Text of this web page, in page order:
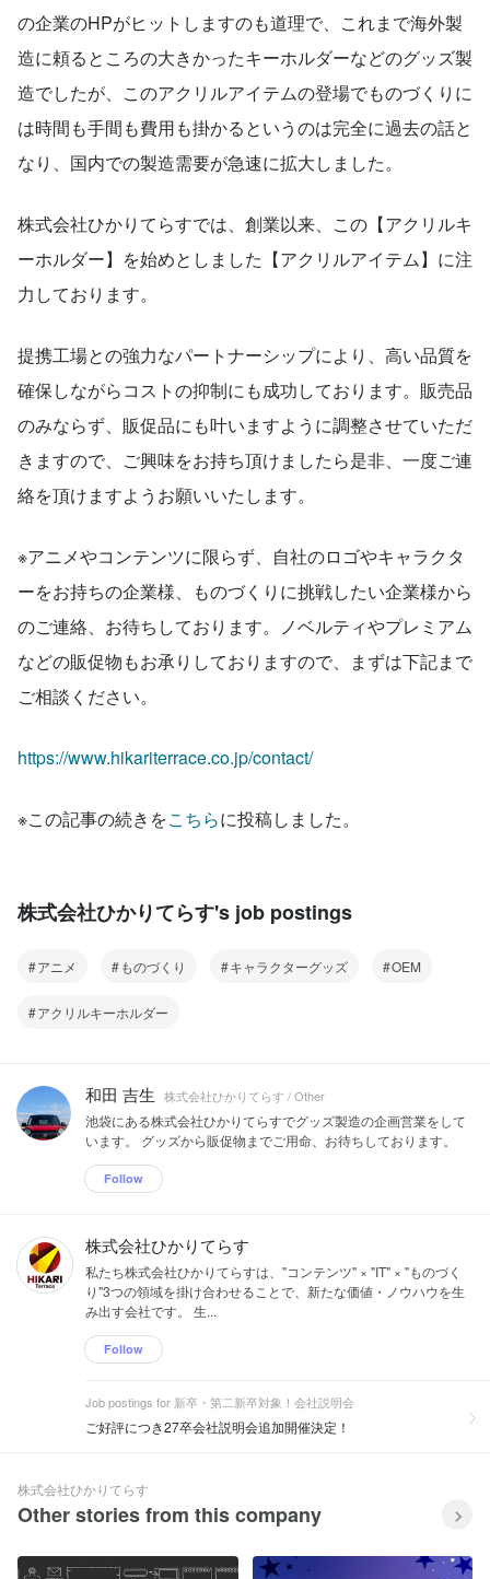
の企業のHPがヒットしますのも道理で、これまで海外製
造に頼るところの大きかったキーホルダーなどのグッズ製
造でしたが、このアクリルアイテムの登場でものづくりに
は時間も手間も費用も掛かるというのは完全に過去の話と
なり、国内での製造需要が急速に拡大しました。
株式会社ひかりてらすでは、創業以来、この【アクリルキ
ーホルダー】を始めとしました【アクリルアイテム】に注
力しております。
提携工場との強力なパートナーシップにより、高い品質を
確保しながらコストの抑制にも成功しております。販売品
のみならず、販促品にも叶いますように調整させていただ
きますので、ご興味をお持ち頂けましたら是非、一度ご連
絡を頂けますようお願いいたします。
※アニメやコンテンツに限らず、自社のロゴやキャラクタ
ーをお持ちの企業様、ものづくりに挑戦したい企業様から
のご連絡、お待ちしております。ノベルティやプレミアム
などの販促物もお承りしておりますので、まずは下記まで
ご相談ください。
https://www.hikariterrace.co.jp/contact/
※この記事の続きをこちらに投稿しました。
株式会社ひかりてらす's job postings
アニメ ものづくり キャラクターグッズ OEM
アクリルキーホルダー
和田 吉生 株式会社ひかりてらす / Other
池袋にある株式会社ひかりてらすでグッズ製造の企画営業をして
います。 グッズから販促物までご用命、お待ちしております。
Follow
株式会社ひかりてらす
私たち株式会社ひかりてらすは、"コンテンツ" × "IT" × "ものづく
り"3つの領域を掛け合わせることで、新たな価値・ノウハウを生
み出す会社です。 生...
Follow
Job postings for 新卒・第二新卒対象！会社説明会
ご好評につき27卒会社説明会追加開催決定！
株式会社ひかりてらす
Other stories from this company